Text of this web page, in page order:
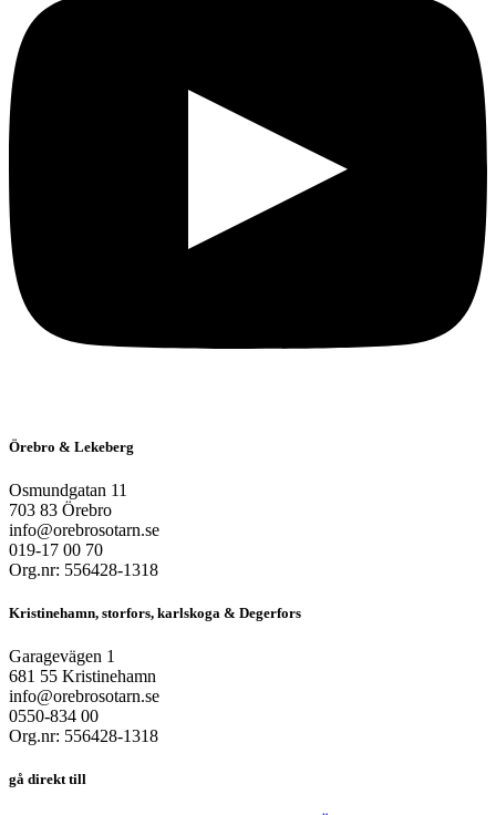
Örebro & Lekeberg
Osmundgatan 11
703 83 Örebro
info@orebrosotarn.se
019-17 00 70
Org.nr: 556428-1318
Kristinehamn, storfors, karlskoga & Degerfors
Garagevägen 1
681 55 Kristinehamn
info@orebrosotarn.se
0550-834 00
Org.nr: 556428-1318
gå direkt till